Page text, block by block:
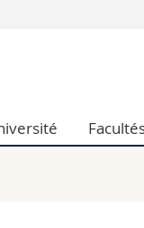
économiques et
sciences humaines